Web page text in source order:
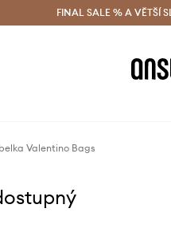
zdarma (od 1800 Kč)
FINAL SALE % A VĚTŠÍ
Valentino Bags